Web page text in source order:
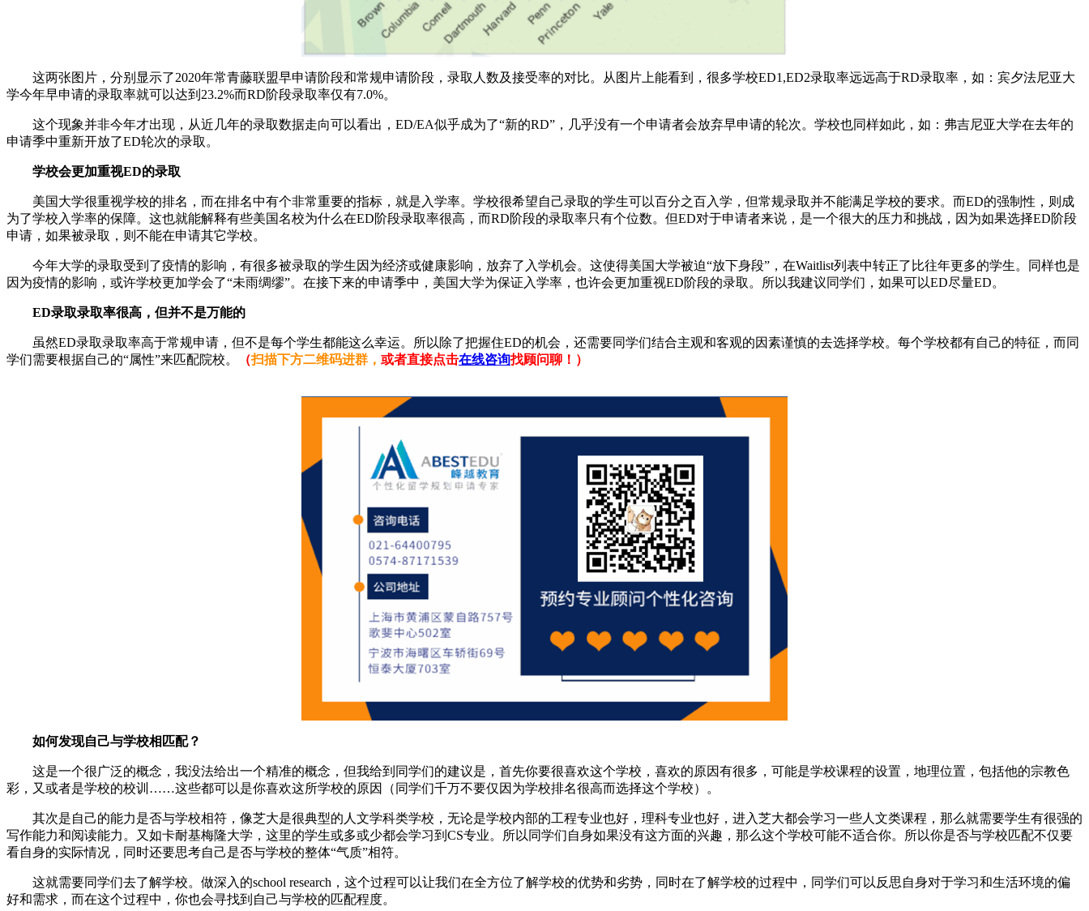
这两张图片，分别显示了2020年常青藤联盟早申请阶段和常规申请阶段，录取人数及接受率的对比。从图片上能看到，很多学校ED1,ED2录取率远远高于RD录取率，如：宾夕法尼亚大
学今年早申请的录取率就可以达到23.2%而RD阶段录取率仅有7.0%。
这个现象并非今年才出现，从近几年的录取数据走向可以看出，ED/EA似乎成为了“新的RD”，几乎没有一个申请者会放弃早申请的轮次。学校也同样如此，如：弗吉尼亚大学在去年的
申请季中重新开放了ED轮次的录取。
学校会更加重视ED的录取
美国大学很重视学校的排名，而在排名中有个非常重要的指标，就是入学率。学校很希望自己录取的学生可以百分之百入学，但常规录取并不能满足学校的要求。而ED的强制性，则成
为了学校入学率的保障。这也就能解释有些美国名校为什么在ED阶段录取率很高，而RD阶段的录取率只有个位数。但ED对于申请者来说，是一个很大的压力和挑战，因为如果选择ED阶段
申请，如果被录取，则不能在申请其它学校。
今年大学的录取受到了疫情的影响，有很多被录取的学生因为经济或健康影响，放弃了入学机会。这使得美国大学被迫“放下身段”，在Waitlist列表中转正了比往年更多的学生。同样也是
因为疫情的影响，或许学校更加学会了“未雨绸缪”。在接下来的申请季中，美国大学为保证入学率，也许会更加重视ED阶段的录取。所以我建议同学们，如果可以ED尽量ED。
ED录取录取率很高，但并不是万能的
虽然ED录取录取率高于常规申请，但不是每个学生都能这么幸运。所以除了把握住ED的机会，还需要同学们结合主观和客观的因素谨慎的去选择学校。每个学校都有自己的特征，而同
学们需要根据自己的“属性”来匹配院校。
（扫描下方二维码进群， 或者直接点击在线咨询找顾问聊！）
如何发现自己与学校相匹配？
这是一个很广泛的概念，我没法给出一个精准的概念，但我给到同学们的建议是，首先你要很喜欢这个学校，喜欢的原因有很多，可能是学校课程的设置，地理位置，包括他的宗教色
彩，又或者是学校的校训……这些都可以是你喜欢这所学校的原因（同学们千万不要仅因为学校排名很高而选择这个学校）。
其次是自己的能力是否与学校相符，像芝大是很典型的人文学科类学校，无论是学校内部的工程专业也好，理科专业也好，进入芝大都会学习一些人文类课程，那么就需要学生有很强的
写作能力和阅读能力。又如卡耐基梅隆大学，这里的学生或多或少都会学习到CS专业。所以同学们自身如果没有这方面的兴趣，那么这个学校可能不适合你。所以你是否与学校匹配不仅要
看自身的实际情况，同时还要思考自己是否与学校的整体“气质”相符。
这就需要同学们去了解学校。做深入的school research，这个过程可以让我们在全方位了解学校的优势和劣势，同时在了解学校的过程中，同学们可以反思自身对于学习和生活环境的偏
好和需求，而在这个过程中，你也会寻找到自己与学校的匹配程度。